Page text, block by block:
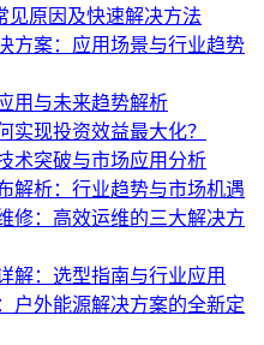
见原因及快速解决方法
方案：应用场景与行业趋势
用与未来趋势解析
实现投资效益最大化？
术突破与市场应用分析
解析：行业趋势与市场机遇
修：高效运维的三大解决方
解：选型指南与行业应用
户外能源解决方案的全新定